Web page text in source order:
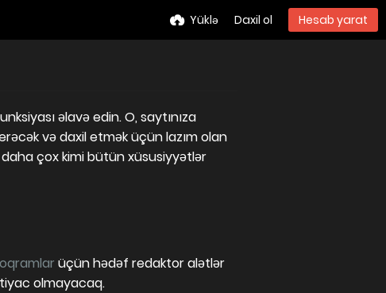
Yüklə Daxil ol Hesab yarat
əlavə edin. O, saytınıza
və daxil etmək üçün lazım olan
çox kimi bütün xüsusiyyətlər
üçün hədəf redaktor alətlər
olmayacaq.